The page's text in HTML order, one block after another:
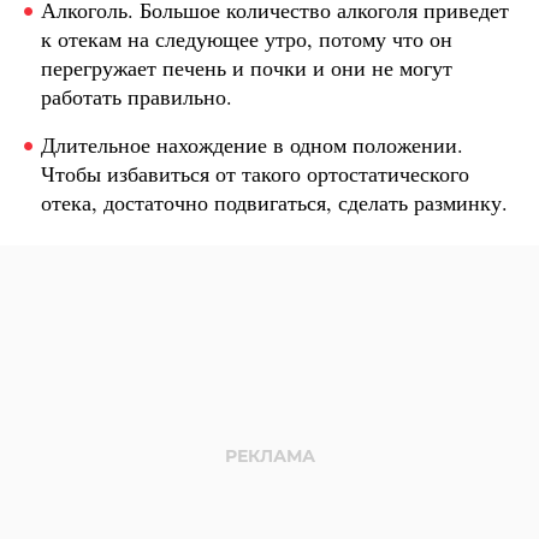
Алкоголь. Большое количество алкоголя приведет
к отекам на следующее утро, потому что он
перегружает печень и почки и они не могут
работать правильно.
Длительное нахождение в одном положении.
Чтобы избавиться от такого ортостатического
отека, достаточно подвигаться, сделать разминку.